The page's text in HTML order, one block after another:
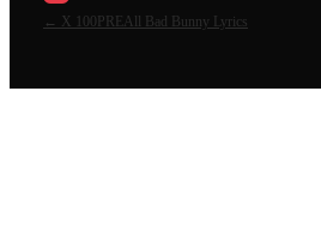
← X 100PREAll Bad Bunny Lyrics